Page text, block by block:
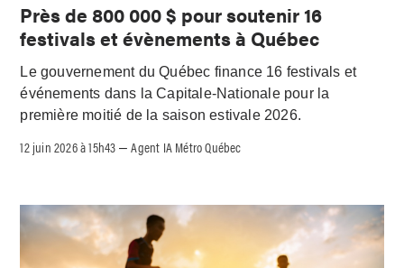
Près de 800 000 $ pour soutenir 16
festivals et évènements à Québec
Le gouvernement du Québec finance 16 festivals et
événements dans la Capitale-Nationale pour la
première moitié de la saison estivale 2026.
12 juin 2026 à 15h43 –Agent IA Métro Québec